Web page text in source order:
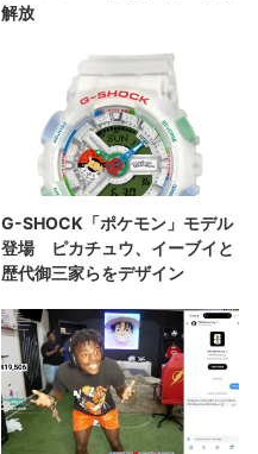
解放
G-SHOCK「ポケモン」モデル
登場 ピカチュウ、イーブイと
歴代御三家らをデザイン